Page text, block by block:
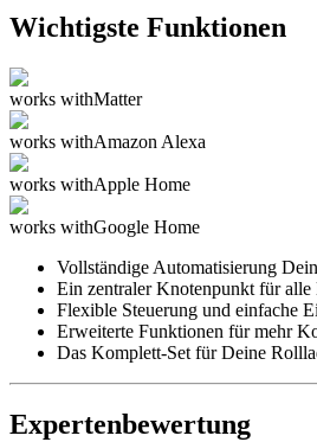
Wichtigste Funktionen
works withMatter
works withAmazon Alexa
works withApple Home
works withGoogle Home
Vollständige Automatisierung
Ein zentraler Knotenpunkt für alle
Flexible Steuerung und einfache
Erweiterte Funktionen für mehr
Das Komplett-Set für Deine
Expertenbewertung